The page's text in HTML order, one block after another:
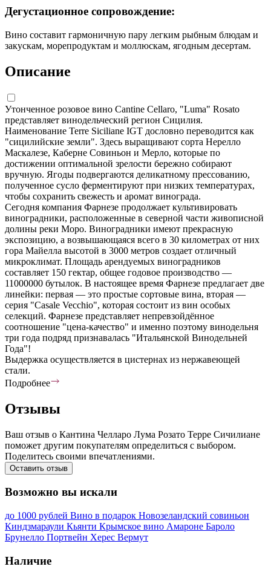
Дегустационное сопровождение:
Вино составит гармоничную пару легким рыбным блюдам и
закускам, морепродуктам и моллюскам, ягодным десертам.
Описание
Утонченное розовое вино Cantine Cellaro, "Luma" Rosato
представляет винодельческий регион Сицилия.
Наименование Terre Siciliane IGT дословно переводится как
"сицилийские земли". Здесь выращивают сорта Нерелло
Маскалезе, Каберне Совиньон и Мерло, которые по
достижении оптимальной зрелости бережно собирают
вручную. Ягоды подвергаются деликатному прессованию,
полученное сусло ферментируют при низких температурах,
чтобы сохранить свежесть и аромат винограда.
Сегодня компания Фарнезе продолжает культивировать
виноградники, расположенные в северной части живописной
долины реки Моро. Виноградники имеют прекрасную
экспозицию, а возвышающаяся всего в 30 километрах от них
гора Майелла высотой в 3000 метров создает отличный
микроклимат. Площадь арендуемых виноградников
составляет 150 гектар, общее годовое производство —
11000000 бутылок. В настоящее время Фарнезе предлагает две
линейки: первая — это простые сортовые вина, вторая —
серия "Casale Vecchio", которая состоит из вин особых
селекций. Фарнезе представляет непревзойдённое
соотношение "цена-качество" и именно поэтому винодельня
три года подряд признавалась "Итальянской Винодельней
Года"!
Выдержка осуществляется в цистернах из нержавеющей
стали.
Подробнее
Отзывы
Ваш отзыв о Кантина Челларо Лума Розато Терре Сичилиане
поможет другим покупателям определиться с выбором.
Поделитесь своими впечатлениями.
Оставить отзыв
Возможно вы искали
до 1000 рублей Вино в подарок Новозеландский совиньон
Киндзмараули Кьянти Крымское вино Амароне Бароло
Брунелло Портвейн Херес Вермут
Наличие